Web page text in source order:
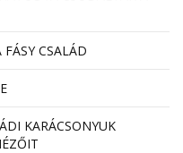
CSALÁD
KARÁCSONYUK